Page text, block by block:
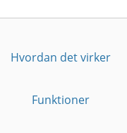
Hvordan det virker
Funktioner